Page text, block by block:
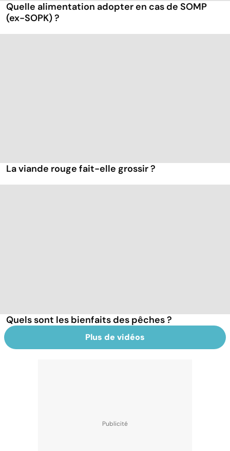
Quelle alimentation adopter en cas de SOMP
(ex-SOPK) ?
La viande rouge fait-elle grossir ?
Quels sont les bienfaits des pêches ?
Plus de vidéos